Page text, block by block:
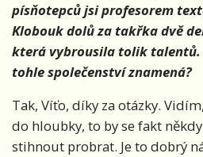
písňotepců jsi profesorem
Klobouk dolů za takřka dvě
která vybrousila tolik talentů.
tohle společenství znamená?
Tak, Víťo, díky za otázky.
do hloubky, to by se fakt
stihnout probrat. Je to dobrý